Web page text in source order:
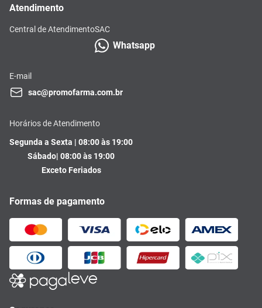
Atendimento
Central de AtendimentoSAC
Whatsapp
E-mail
sac@promofarma.com.br
Horários de Atendimento
Segunda a Sexta | 08:00 às 19:00
Sábado| 08:00 às 19:00
Exceto Feriados
Formas de pagamento